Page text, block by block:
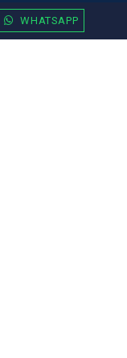
WHATSAPP